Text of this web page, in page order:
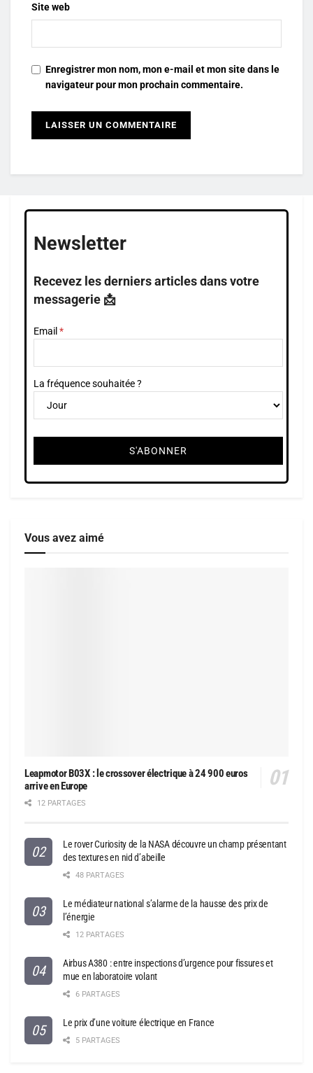
Site web
Enregistrer mon nom, mon e-mail et mon site dans le
navigateur pour mon prochain commentaire.
Newsletter
Recevez les derniers articles dans votre
messagerie 📩
Email
La fréquence souhaitée ?
Vous avez aimé
Leapmotor B03X : le crossover électrique à 24 900 euros
arrive en Europe
12 PARTAGES
Le rover Curiosity de la NASA découvre un champ présentant
des textures en nid d’abeille
48 PARTAGES
Le médiateur national s’alarme de la hausse des prix de
l’énergie
12 PARTAGES
Airbus A380 : entre inspections d’urgence pour fissures et
mue en laboratoire volant
6 PARTAGES
Le prix d’une voiture électrique en France
5 PARTAGES